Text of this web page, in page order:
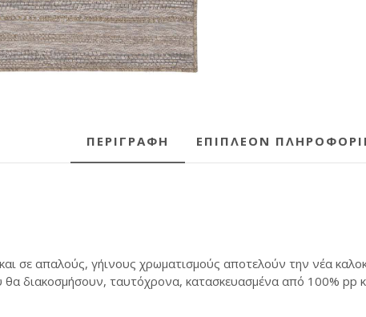
ΠΕΡΙΓΡΑΦΉ ΕΠΙΠΛΈΟΝ
σε απαλούς, γήινους χρωματισμούς αποτελούν την νέα
διακοσμήσουν, ταυτόχρονα, κατασκευασμένα από 100% pp